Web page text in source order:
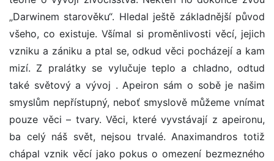
„Darwinem starověku“. Hledal ještě základnější původ
všeho, co existuje. Všímal si proměnlivosti věcí, jejich
vzniku a zániku a ptal se, odkud věci pocházejí a kam
mizí. Z pralátky se vylučuje teplo a chladno, odtud
také světový a vývoj . Apeiron sám o sobě je našim
smyslům nepřístupný, neboť smyslově můžeme vnímat
pouze věci – tvary. Věci, které vyvstávají z apeironu,
ba celý náš svět, nejsou trvalé. Anaximandros totiž
chápal vznik věcí jako pokus o omezení bezmezného